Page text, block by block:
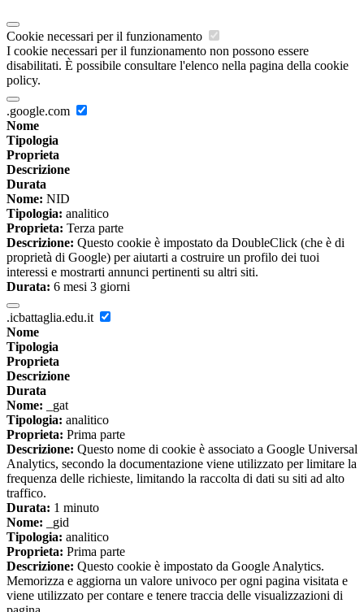
Cookie necessari per il funzionamento
I cookie necessari per il funzionamento non possono essere
disabilitati. È possibile consultare l'elenco nella pagina della cookie
policy.
.google.com
Nome
Tipologia
Proprieta
Descrizione
Durata
Nome: NID
Tipologia: analitico
Proprieta: Terza parte
Descrizione: Questo cookie è impostato da DoubleClick (che è di
proprietà di Google) per aiutarti a costruire un profilo dei tuoi
interessi e mostrarti annunci pertinenti su altri siti.
Durata: 6 mesi 3 giorni
.icbattaglia.edu.it
Nome
Tipologia
Proprieta
Descrizione
Durata
Nome: _gat
Tipologia: analitico
Proprieta: Prima parte
Descrizione: Questo nome di cookie è associato a Google Universal
Analytics, secondo la documentazione viene utilizzato per limitare la
frequenza delle richieste, limitando la raccolta di dati su siti ad alto
traffico.
Durata: 1 minuto
Nome: _gid
Tipologia: analitico
Proprieta: Prima parte
Descrizione: Questo cookie è impostato da Google Analytics.
Memorizza e aggiorna un valore univoco per ogni pagina visitata e
viene utilizzato per contare e tenere traccia delle visualizzazioni di